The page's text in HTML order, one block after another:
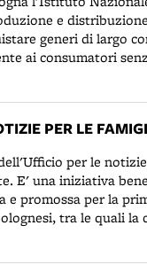
dei
giovane bracciante
morirà alcuni giorni
un gruppo di
e di
pronti per la Patria e
ex combattente Dino
dell'Amministrazione
sventola il tricolore e
devasta il Caffè Re
del Lavoro di
con gli
carabinieri evita
gli scontri vengono
e
generi di largo
ai consumatori
ottiene dallo Stato
la produzione di
e un grande
PER LE
per le
E' una iniziativa
e promossa per la
tra le quali la
che ha messo a